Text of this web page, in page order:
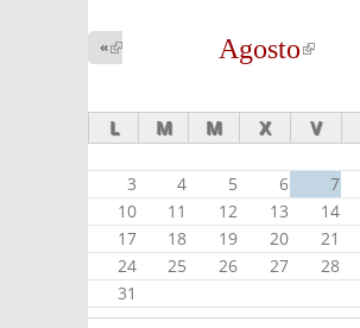
Agosto
«
external)
L M M X V
3
4 5 6 7
10
11 12 13 14
17
18 19 20 21
24
25 26 27 28
31